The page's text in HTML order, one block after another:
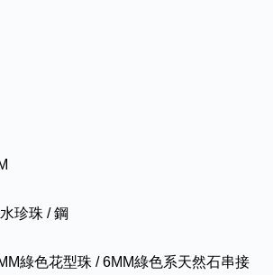
珍珠 / 鋼
綠色花型珠 / 6MM綠色系天然石串接